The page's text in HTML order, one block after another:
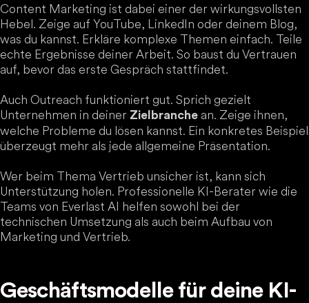
Content Marketing ist dabei einer der wirkungsvollsten
Hebel. Zeige auf YouTube, LinkedIn oder deinem Blog,
was du kannst. Erkläre komplexe Themen einfach. Teile
echte Ergebnisse deiner Arbeit. So baust du Vertrauen
auf, bevor das erste Gespräch stattfindet.
Auch Outreach funktioniert gut. Sprich gezielt
Unternehmen in deiner Zielbranche an. Zeige ihnen,
welche Probleme du lösen kannst. Ein konkretes Beispiel
überzeugt mehr als jede allgemeine Präsentation.
Wer beim Thema Vertrieb unsicher ist, kann sich
Unterstützung holen. Professionelle KI-Berater wie die
Teams von Everlast AI helfen sowohl bei der
technischen Umsetzung als auch beim Aufbau von
Marketing und Vertrieb.
Geschäftsmodelle für deine KI-